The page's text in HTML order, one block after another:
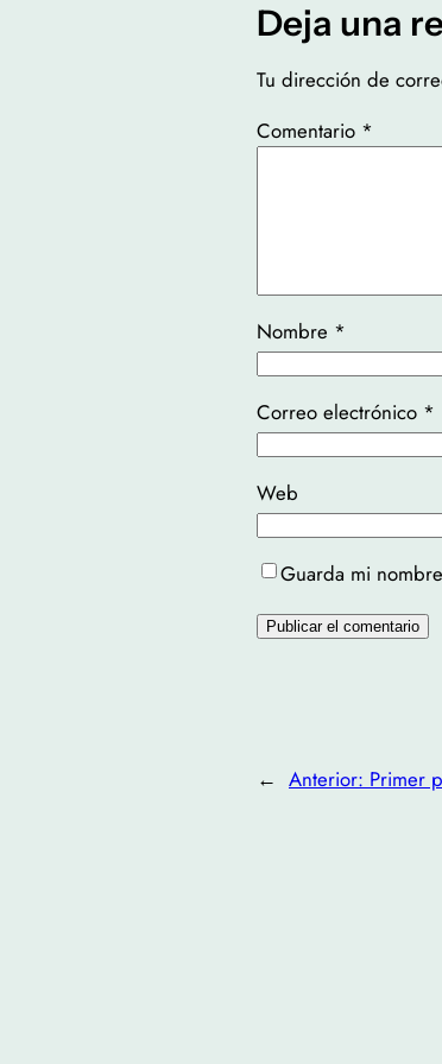
Deja una
Tu dirección de
Comentario *
Nombre *
Correo electrónico *
Web
Guarda mi
← Anterior: Primer